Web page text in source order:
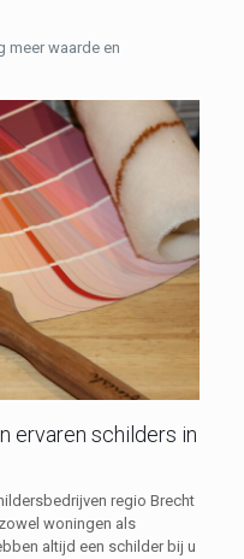
meer waarde en
ervaren schilders in
regio Brecht
woningen als
altijd een schilder bij u